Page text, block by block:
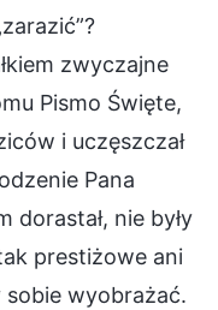
zwyczajne
Pismo Święte,
i uczęszczał
Pana
nie były
prestiżowe ani
sobie wyobrażać.